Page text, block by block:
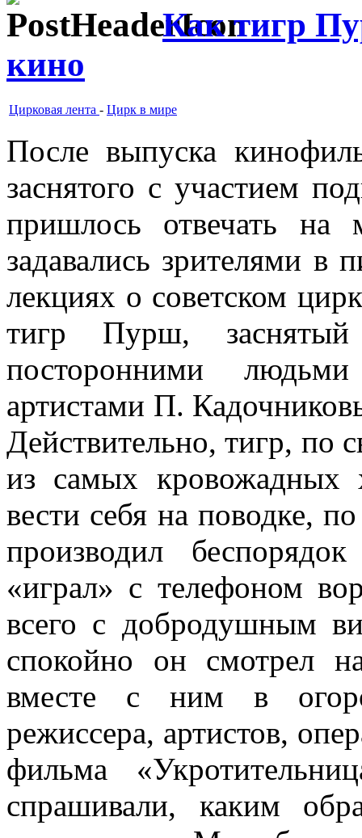
Как тигр
кино
Цирковая лента - Цирк в мире
После выпуска
заснятого с участием
пришлось отвечать на
задавались зрителями в
лекциях о советском
тигр Пурш,
посторонними
артистами П.
Действительно, тигр, по
из самых кровожадных
вести себя на поводке,
производил
«играл» с телефоном
всего с добродушным
спокойно он смотрел
вместе с ним в
режиссера, артистов,
фильма
спрашивали, каким